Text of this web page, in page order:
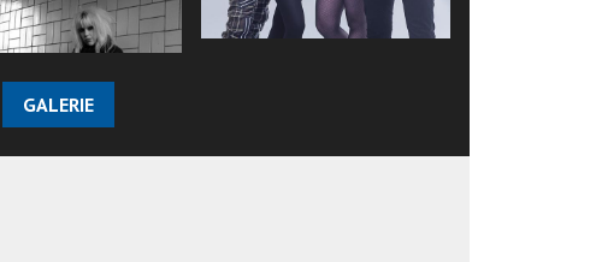
GALERIE